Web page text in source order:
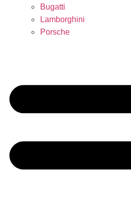
Bugatti
Lamborghini
Porsche